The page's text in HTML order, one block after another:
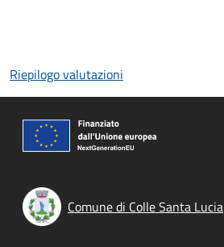
Riepilogo valutazioni
Comune di Colle Santa Lucia